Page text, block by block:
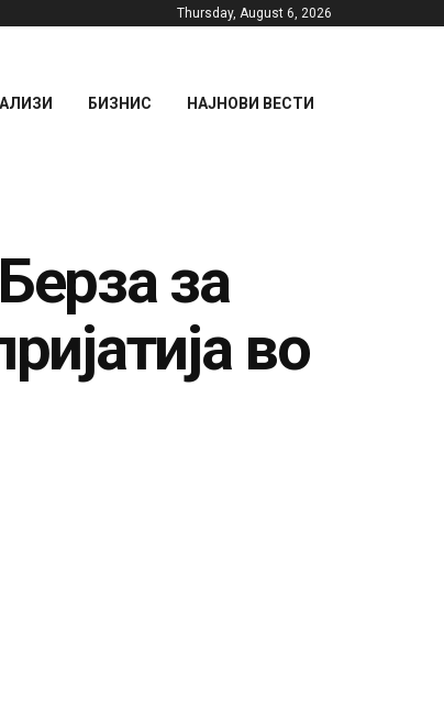
Thursday, August 6, 2026
БИЗНИС НАЈНОВИ ВЕСТИ
за
во